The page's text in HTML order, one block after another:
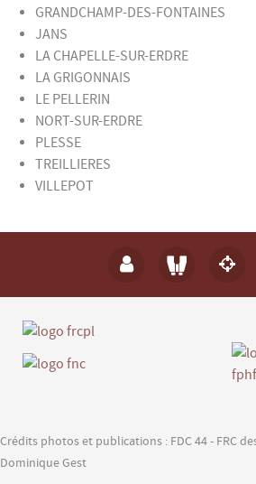
GRANDCHAMP-DES-FONTAINES
JANS
LA CHAPELLE-SUR-ERDRE
LA GRIGONNAIS
LE PELLERIN
NORT-SUR-ERDRE
PLESSE
TREILLIERES
VILLEPOT
Crédits photos et publications : FDC 44 - FRC
Dominique Gest